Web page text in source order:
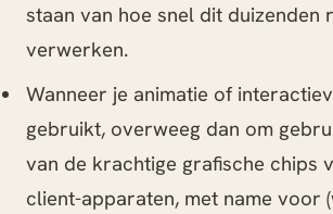
staan van hoe snel dit duizenden
verwerken.
Wanneer je animatie of
gebruikt, overweeg dan om
van de krachtige grafische chips
client-apparaten, met name voor